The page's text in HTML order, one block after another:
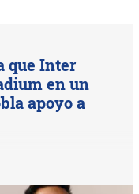
que Inter
en un
apoyo a